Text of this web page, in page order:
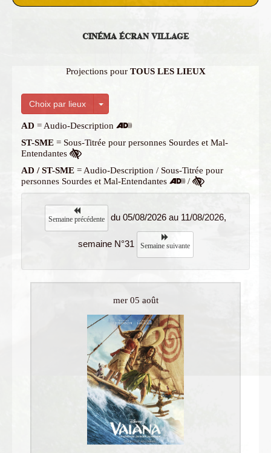
CINÉMA ÉCRAN VILLAGE